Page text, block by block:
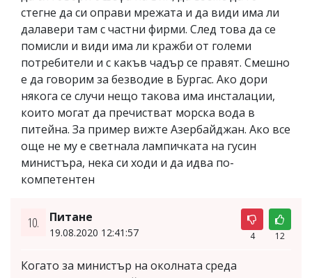
стегне да си оправи мрежата и да види има ли
далавери там с частни фирми. След това да се
помисли и види има ли кражби от големи
потребители и с какъв чадър се правят. Смешно
е да говорим за безводие в Бургас. Ако дори
някога се случи нещо такова има инсталации,
които могат да пречистват морска вода в
питейна. За пример вижте Азербайджан. Ако все
още не му е светнала лампичката на гусин
министъра, нека си ходи и да идва по-
компетентен
10. Питане
19.08.2020 12:41:57 4 12
Когато за министър на околната среда